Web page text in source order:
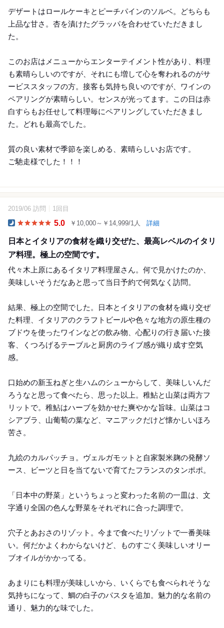
デザートはロールケーキとピーチパインのソルベ。どちらも
上品な甘さ。杏を漬けたグラッパを合わせていただきまし
た。
このお店はメニューからエンターテイメント性があり、料理
も素晴らしいのですが、それにも増して心を奪われるのがサ
ービススタッフの方。接客も気持ち良いのですが、ワインの
ペアリングが素晴らしい。センスが光ってます。この日は赤
白すらもお任せして料理毎にペアリングしていただきまし
た。どれも最高でした。
質の良い素材で季節を楽しめる、素晴らしいお店です。
ご馳走様でした！！！
15
2019/06 訪問 1回目
5.0 ￥10,000～￥14,999/1人 詳細
日本とイタリアの食材を織り交ぜた、最高レベルのイタリ
ア料理。極上の空間です。
代々木上原にあるイタリア料理屋さん。何で見かけたのか、
美味しいそうだなあと思って当日予約で何気なく訪問。
結果、極上の空間でした。日本とイタリアの食材を織り交ぜ
た料理、イタリアのクラフトビールや色々な地方の原生種の
ブドウを使ったワインなどの飲み物、心配りの行き届いた接
客、くつろげるテーブルと厨房のライブ感が織り成す空気
感。
口始めの新玉ねぎと生ハムのシューからして、美味しいんだ
ろうなと思って食べたら、思った以上。稚鮎と山菜は両方フ
リットで。稚鮎はハーブを効かせた爽やかな旨味。山菜はコ
シアブラ、山葡萄の葉など、マニアックだけど懐かしいほろ
苦さ。
九絵のカルパッチョ。ヴェルガモットと自家製米麹の発酵ソ
ース、ビーツと日を当てないで育てたフランスのタンポポ。
「日本中の野菜」というちょっと変わった名前の一皿は、文
字通り全国の色んな野菜をそれぞれに合った調理で。
穴子とあおさのリゾット。今まで食べたリゾットで一番美味
い。何だかよくわからないけど、ものすごく美味しいオリー
ブオイルがかかってる。
あまりにも料理が美味しいから、いくらでも食べられそうな
気持ちになって、鯛の白子のパスタを追加。魅力的な名前の
通り、魅力的な味でした。